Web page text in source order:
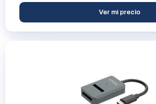
Ver mi precio